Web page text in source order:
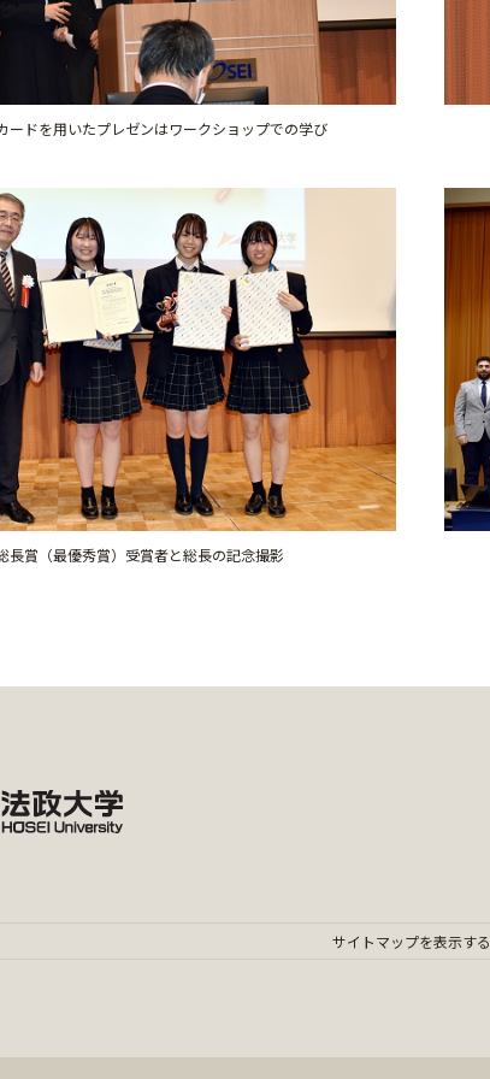
ードを用いたプレゼンはワークショップでの学び
長賞（最優秀賞）受賞者と総長の記念撮影